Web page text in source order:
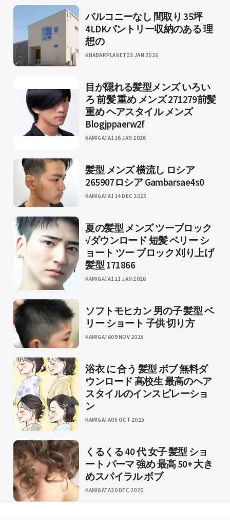
バルコニーなし 間取り 35坪
4LDKパントリー収納のある 理
想の
KHABARPLANET03 JAN 2026
目が隠れる髪型メンズ いろい
ろ 前髪 重め メンズ 271279前髪
重め ヘアスタイル メンズ
Blogjppaerw2f
KAMIGATA1 16 JAN 2026
髪型 メンズ 横流し ロシア
265907ロシア Gambarsae4s0
KAMIGATA1 14 DEC 2025
夏の髪型 メンズ ツーブロック
√ダウンロード 短髪 ベリー シ
ョート ツー ブロック 刈り上げ
髪型 171866
KAMIGATA1 11 JAN 2026
ソフトモヒカン 男の子 髪型 ベ
リー ショート 子供 切り方
KAMIGATA09 NOV 2025
浴衣 に 合う 髪型 ボブ 無料ダ
ウンロード 高校生 最高のヘア
スタイルのインスピレーショ
ン
KAMIGATA05 OCT 2025
くるくる 40 代 女子 髪型 ショ
ート パーマ 強め 最高 50+ 大き
めスパイラル ボブ
KAMIGATA30 DEC 2025